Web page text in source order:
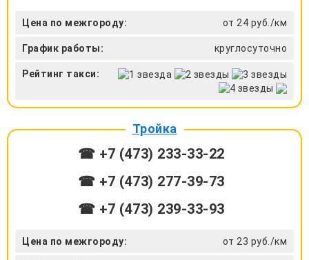
Цена по межгороду: от 24 руб./км
График работы: круглосуточно
Рейтинг такси:
Тройка
☎ +7 (473) 233-33-22
☎ +7 (473) 277-39-73
☎ +7 (473) 239-33-93
Цена по межгороду: от 23 руб./км